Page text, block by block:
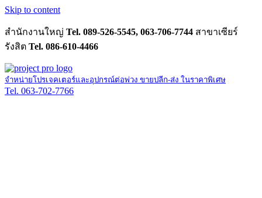
Skip to content
สำนักงานใหญ่ Tel. 089-526-5545, 063-706-7744 สาขาเซียร์
รังสิต Tel. 086-610-4466
จำหน่ายโปรเจคเตอร์และอุปกรณ์ต่อพ่วง ขายปลีก-ส่ง ในราคาพิเศษ
Tel. 063-702-7766